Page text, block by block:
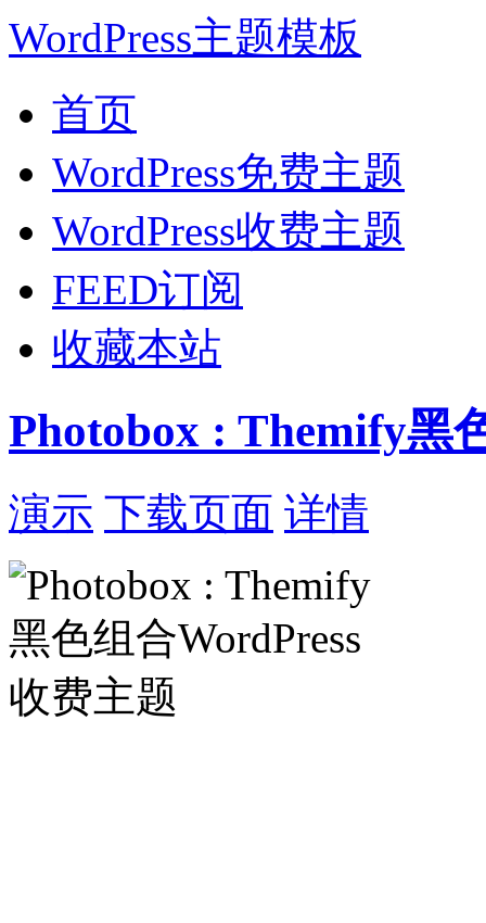
WordPress主题模板
首页
WordPress免费主题
WordPress收费主题
FEED订阅
收藏本站
Photobox : Themify黑
演示 下载页面 详情